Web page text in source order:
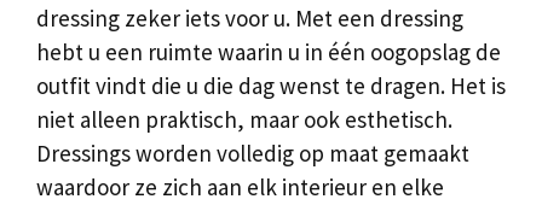
dressing zeker iets voor u. Met een dressing
hebt u een ruimte waarin u in één oogopslag de
outfit vindt die u die dag wenst te dragen. Het is
niet alleen praktisch, maar ook esthetisch.
Dressings worden volledig op maat gemaakt
waardoor ze zich aan elk interieur en elke